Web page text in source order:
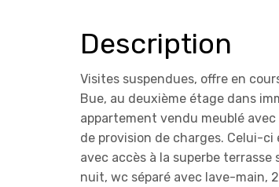
Description
Visites suspendues, offre en
Bue, au deuxième étage dans
appartement vendu meublé
de provision de charges. Celui-
avec accès à la superbe terrasse
nuit, wc séparé avec lave-main,